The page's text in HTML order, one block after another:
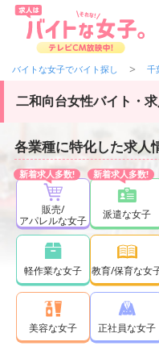
バイトな女子でバイト探し 千
二和向台女性バイト・
各業種に特化した求人
販売/
アパレルな女子
派遣な女子
軽作業な女子 教育/保育な女
美容な女子 正社員な女子